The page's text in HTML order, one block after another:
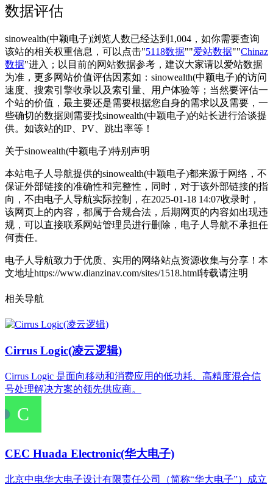
数据评估
sinowealth(中颖电子)浏览人数已经达到1,004，如你需要查询
该站的相关权重信息，可以点击"5118数据""爱站数据""Chinaz
数据"进入；以目前的网站数据参考，建议大家请以爱站数据
为准，更多网站价值评估因素如：sinowealth(中颖电子)的访问
速度、搜索引擎收录以及索引量、用户体验等；当然要评估一
个站的价值，最主要还是需要根据您自身的需求以及需要，一
些确切的数据则需要找sinowealth(中颖电子)的站长进行洽谈提
供。如该站的IP、PV、跳出率等！
关于sinowealth(中颖电子)特别声明
本站电子人导航提供的sinowealth(中颖电子)都来源于网络，不
保证外部链接的准确性和完整性，同时，对于该外部链接的指
向，不由电子人导航实际控制，在2025-01-18 14:07收录时，
该网页上的内容，都属于合规合法，后期网页的内容如出现违
规，可以直接联系网站管理员进行删除，电子人导航不承担任
何责任。
电子人导航致力于优质、实用的网络站点资源收集与分享！ 本
文地址https://www.dianzinav.com/sites/1518.html转载请注明
相关导航
‌Cirrus Logic(凌云逻辑)
Cirrus Logic 是面向移动和消费应用的低功耗、高精度混合信
号处理解决方案的领先供应商。
CEC Huada Electronic(华大电子)
北京中电华大电子设计有限责任公司（简称“华大电子”）成立